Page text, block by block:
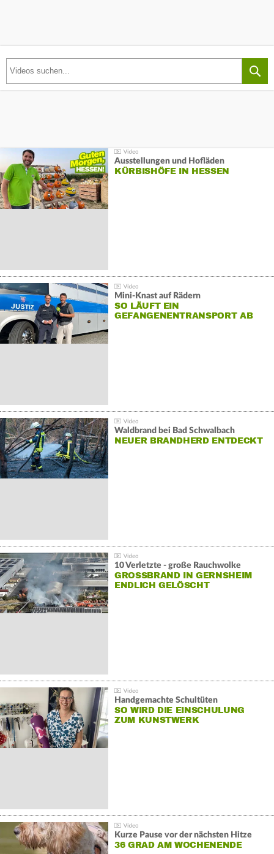
Ausstellungen und Hofläden
KÜRBISHÖFE IN HESSEN
Mini-Knast auf Rädern
SO LÄUFT EIN
GEFANGENENTRANSPORT AB
Waldbrand bei Bad Schwalbach
NEUER BRANDHERD ENTDECKT
10 Verletzte - große Rauchwolke
GROSSBRAND IN GERNSHEIM E
NDLICH GELÖSCHT
Handgemachte Schultüten
SO WIRD DIE EINSCHULUNG
ZUM KUNSTWERK
Kurze Pause vor der nächsten Hitze
36 GRAD AM WOCHENENDE